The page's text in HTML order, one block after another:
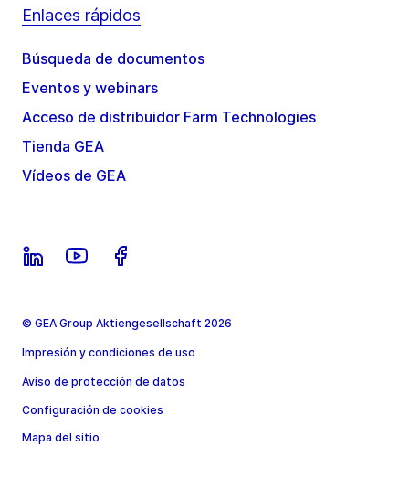
Enlaces rápidos
Búsqueda de documentos
Eventos y webinars
Acceso de distribuidor Farm Technologies
Tienda GEA
Vídeos de GEA
© GEA Group Aktiengesellschaft 2026
Impresión y condiciones de uso
Aviso de protección de datos
Configuración de cookies
Mapa del sitio